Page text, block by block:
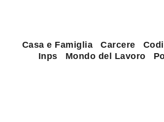
Casa e Famiglia Carcere
Inps
Mondo del Lavoro